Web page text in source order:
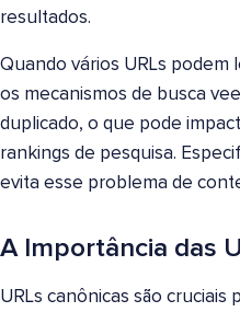
resultados.
Quando vários URLs podem
os mecanismos de busca
duplicado, o que pode
rankings de pesquisa.
evita esse problema de
A Importância das
URLs canônicas são cruciais